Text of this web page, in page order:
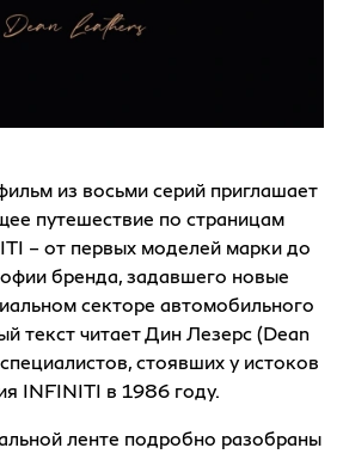
из восьми серий приглашает
путешествие по страницам
– от первых моделей марки до
бренда, задавшего новые
секторе автомобильного
текст читает Дин Лезерс (Dean
стоявших у истоков
INFINITI в 1986 году.
ленте подробно разобраны